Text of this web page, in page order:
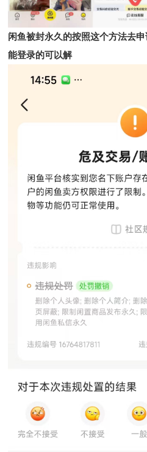
闲鱼被封永久的按照这个方法去
能登录的可以解